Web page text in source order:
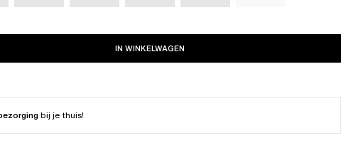
IN WINKELWAGEN
bij je thuis!